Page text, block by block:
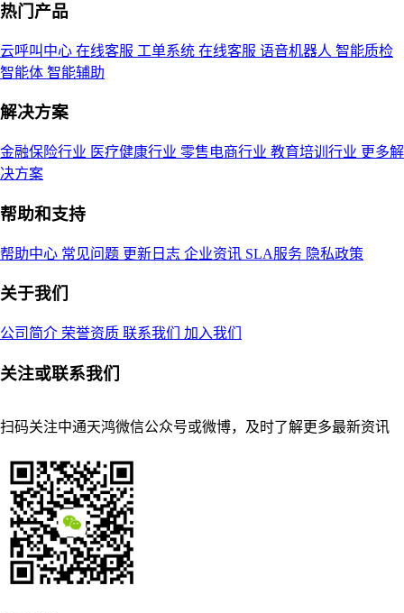
热门产品
云呼叫中心 在线客服 工单系统 在线客服 语音机器人 智能质检
智能体 智能辅助
解决方案
金融保险行业 医疗健康行业 零售电商行业 教育培训行业 更多解
决方案
帮助和支持
帮助中心 常见问题 更新日志 企业资讯 SLA服务 隐私政策
关于我们
公司简介 荣誉资质 联系我们 加入我们
关注或联系我们
扫码关注中通天鸿微信公众号或微博，及时了解更多最新资讯